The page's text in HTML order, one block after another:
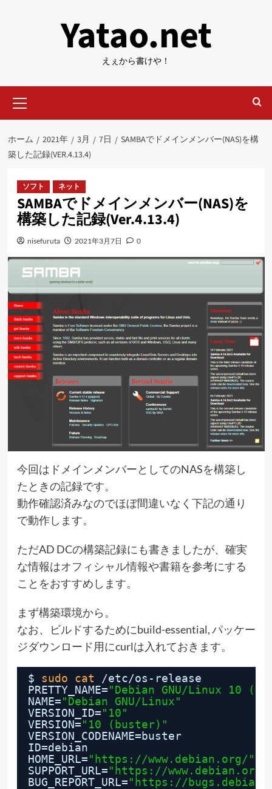
Yatao.net
えぇから書けや！
イ
ン
ニ
ュ
ホーム 2021年 3月 7日
SAMBAでドメインメンバー(NAS)を構
築した記録(VER.4.13.4)
ソフト ネット
SAMBAでドメインメンバー(NAS)を
構築した記録(Ver.4.13.4)
nisefuruta 2021年3月7日 0
今回はドメインメンバーとしてのNASを構築し
たときの記録です。
動作確認済みなのでほぼ間違いなく下記の通り
で動作します。
ただAD DCの構築記録にも書きましたが、確実
な情報はオフィシャル情報や書籍を参考にする
ことをおすすめします。
まず構築環境から。
なお、ビルドするためにbuild-essential, パッケー
ジダウンロード用にcurlは入れておきます。
$ sudo cat
/etc/os-release
PRETTY_NAME="Debian GNU/Linux 10
NAME="Debian GNU/Linux"
VERSION_ID="10"
VERSION="10 (buster)"
VERSION_CODENAME=buster
ID=debian
HOME_URL=" https://www.debian.org/"
SUPPORT_URL=" https://www.debian.org/
BUG_REPORT_URL=" https://